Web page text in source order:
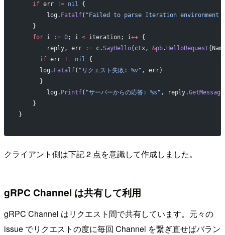
    if
err != nil {
        log.
Fatalf( "Failed to parse Iteration
    }
    for
i := 0; i < iteration; i++ {
        reply, err
:= c.SayHello(ctx, &pb. HelloRequest
      if
err != nil {
      log.
Fatalf( "リクエスト失敗: %v" , err)
      }
        log.
Printf( "サーバーからの応答: %s " , reply.GetMessage
    }
}
クライアント側は下記 2 点を意識して作成しました。
gRPC Channel は共有して利用
gRPC Channel はリクエスト間で共有しています。元々の
issue でリクエストの度に毎回 Channel を繋ぎ直せばバラン